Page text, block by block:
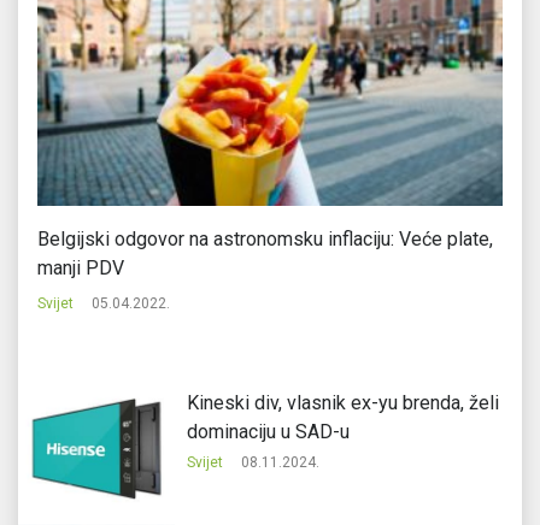
Belgijski odgovor na astronomsku inflaciju: Veće plate,
manji PDV
Svijet 05.04.2022.
Kineski div, vlasnik ex-yu brenda, želi
dominaciju u SAD-u
Svijet 08.11.2024.